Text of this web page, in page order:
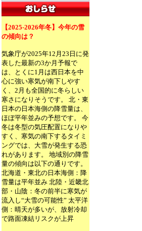
【2025-2026年冬】今年の雪
の傾向は？
気象庁が2025年12月23日に発
表した最新の3か月予報で
は、とくに1月は西日本を中
心に強い寒気が南下しやす
く、2月も全国的に冬らしい
寒さになりそうです。 北・東
日本の日本海側の降雪量は、
ほぼ平年並みの予想です。 今
冬は冬型の気圧配置になりや
すく、寒気の南下するタイミ
ングでは、大雪が発生する恐
れがあります。 地域別の降雪
量の傾向は以下の通りです。
北海道・東北の日本海側：降
雪量は平年並み 北陸・近畿北
部・山陰：冬の前半に寒気が
流入し“大雪の可能性” 太平洋
側：晴天が多いが、放射冷却
で路面凍結リスクが上昇